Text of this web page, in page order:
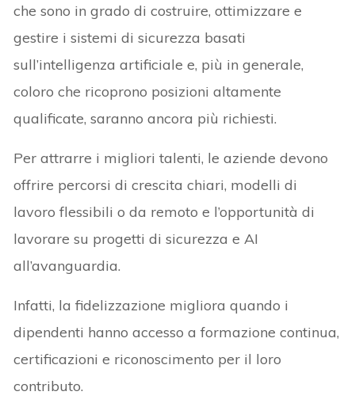
che sono in grado di costruire, ottimizzare e
gestire i sistemi di sicurezza basati
sull’intelligenza artificiale e, più in generale,
coloro che ricoprono posizioni altamente
qualificate, saranno ancora più richiesti.
Per attrarre i migliori talenti, le aziende devono
offrire percorsi di crescita chiari, modelli di
lavoro flessibili o da remoto e l’opportunità di
lavorare su progetti di sicurezza e AI
all’avanguardia.
Infatti, la fidelizzazione migliora quando i
dipendenti hanno accesso a formazione continua,
certificazioni e riconoscimento per il loro
contributo.